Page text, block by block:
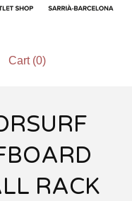
Cart (0)
RACK